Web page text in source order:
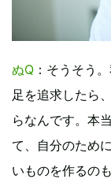
ぬQ ：そうそう
足を追求したら
らなんです。本
て、自分のため
いものを作るの